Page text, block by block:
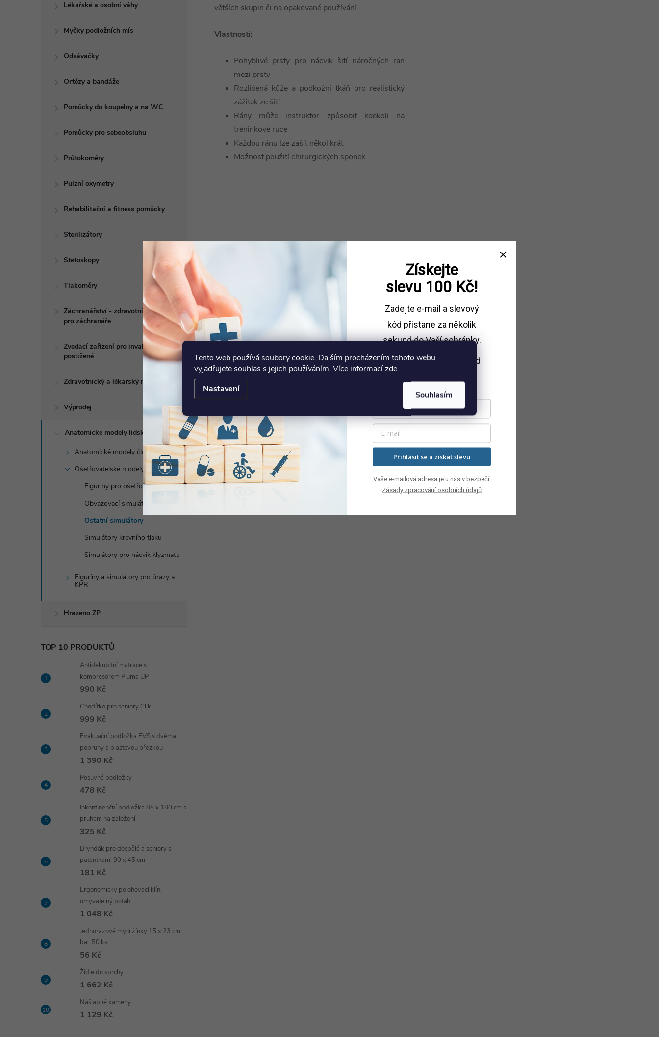
Tento web používá soubory cookie. Dalším procházením tohoto webu
vyjadřujete souhlas s jejich používáním. Více informacízde.
Nastavení
Souhlasím
Lékařské a osobní váhy
Myčky podložních mís
Odsávačky
Ortézy a bandáže
Pomůcky do koupelny a na WC
Pomůcky pro sebeobsluhu
Průtokoměry
Pulzní oxymetry
Rehabilitační a fitness pomůcky
Sterilizátory
Stetoskopy
Tlakoměry
Záchranářství - zdravotní potřeby
pro záchranáře
Zvedací zařízení pro invalidy a
postižené
Zdravotnický a lékařský nábytek
Výprodej
Anatomické modely lidského těla
Anatomické modely člověka
Ošetřovatelské modely
Figuríny pro ošetřovatelství
Obvazovací simulátory
Ostatní simulátory
Simulátory krevního tlaku
Simulátory pro nácvik klyzmatu
Figuríny a simulátory pro úrazy a
KPR
Hrazeno ZP
TOP 10 PRODUKTŮ
Antidekubitní matrace s
kompresorem Piuma UP
990 Kč
Chodítko pro seniory Clik
999 Kč
Evakuační podložka EVS s dvěma
popruhy a plastovou přezkou
1 390 Kč
Posuvné podložky
478 Kč
Inkontinenční podložka 85 x 180 cm s
pruhem na založení
325 Kč
Bryndák pro dospělé a seniory s
patentkami 90 x 45 cm
181 Kč
Ergonomicky polohovací klín,
omyvatelný potah
1 048 Kč
Jednorázové mycí žínky 15 x 23 cm,
bal. 50 ks
56 Kč
Židle do sprchy
1 662 Kč
Nášlapné kameny
1 129 Kč
větších skupin či na opakované používání.
Vlastnosti:
Pohyblivé prsty pro nácvik šití náročných ran
mezi prsty
Rozlišená kůže a podkožní tkáň pro realistický
zážitek ze šití
Rány může instruktor způsobit kdekoli na
tréninkové ruce
Každou ránu lze zašít několikrát
Možnost použití chirurgických sponek
Získejte
slevu 100 Kč!
Zadejte e-mail a slevový
kód přistane za několik
sekund do Vaší schránky.
Sleva platí při nákupu
nad
Přihlásit se a získat slevu
Vaše e-mailová adresa je u nás v bezpečí.
Zásady zpracování osobních údajů